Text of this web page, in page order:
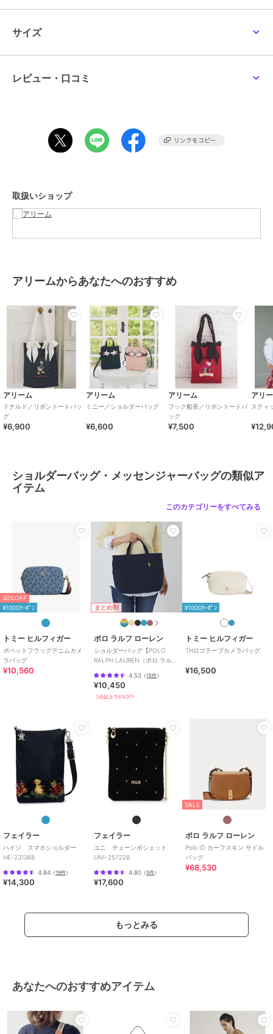
ざいます。
※お使いのモニター環境によって商品の色味が違って見える場合がご
商品カテゴリ バッグ ／ショルダーバッグ・メ
ッセンジャーバッグ
素材
本体 合成皮革 TPU 裏生地 ﾎ゜ﾘｴｽ
原産国 中国
サイズ
レビュー・口コミ
取扱いショップ
アリームからあなたへのおすすめ
アリーム
ドナルド／リボントートバッ
グ
¥6,900
アリーム
ミニー／ショルダーバッグ
¥6,600
アリーム
フック船長／リボントートバ
ッグ
¥7,500
アリ
スティ
ショルダーバッグ・メッセンジャーバッグの類似ア
イテム
このカテゴリーをすべてみる
40%OFF
¥1000ｸｰﾎﾟﾝ
トミー ヒルフィガー
ポペットフラッグデニムカメ
ラバッグ
¥10,560
まとめ割
ポロ ラルフ ローレン
ショルダーバッグ【POLO
RALPH LAUREN（ポロ ラルフ
4.53 （15件）
¥10,450
3点以上で8%OFF
¥1000ｸｰﾎﾟﾝ
トミー ヒルフィガー
THロゴテープカメラバッグ
¥16,500
フェイラー
ハイジ スマホショルダー
HE-231368
4.84 （19件）
¥14,300
フェイラー
ユニ チェーンポシェット
UNI-257228
4.80 （5件）
¥17,600
SALE
ポロ ラルフ ローレン
Polo ID カーフスキン サドル
バッグ
¥68,530
もっとみる
あなたへのおすすめアイテム